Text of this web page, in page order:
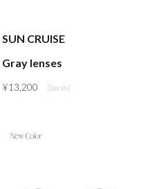
SUN CRUISE
Gray lenses
¥13,200